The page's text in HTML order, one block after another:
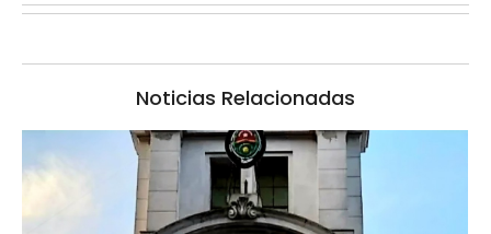
Noticias Relacionadas